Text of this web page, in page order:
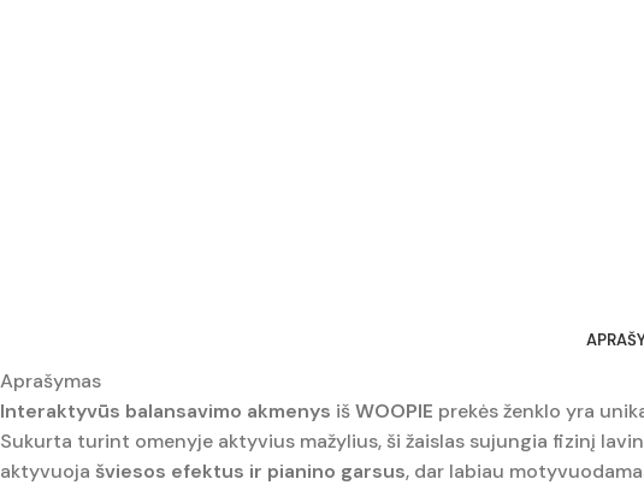
Aprašymas
Interaktyvūs balansavimo akmenys išWOOPIE prekės ženklo yra
Sukurta turint omenyje aktyvius mažylius, ši žaislas sujungia fizinį
aktyvuoja šviesos efektus ir pianino garsus, dar labiau